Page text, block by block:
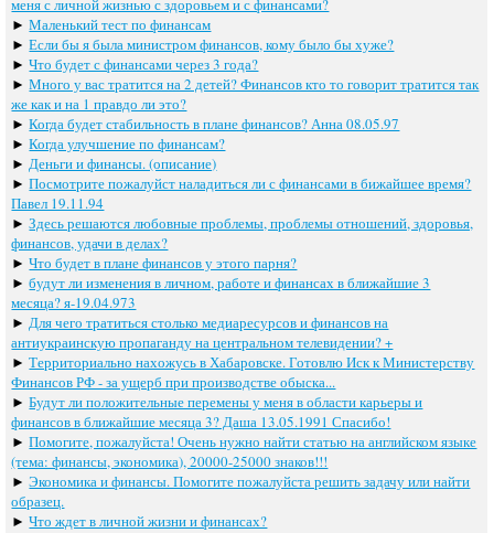
►Маленький тест по финансам
►Если бы я была министром финансов, кому было бы хуже?
►Что будет с финансами через 3 года?
►Много у вас тратится на 2 детей? Финансов кто то говорит тратится так
же как и на 1 правдо ли это?
►Когда будет стабильность в плане финансов? Анна 08.05.97
►Когда улучшение по финансам?
► Деньги и финансы. (описание)
►Посмотрите пожалуйст наладиться ли с финансами в бижайшее время?
Павел 19.11.94
►Здесь решаются любовные проблемы, проблемы отношений, здоровья,
финансов, удачи в делах?
►Что будет в плане финансов у этого парня?
►будут ли изменения в личном, работе и финансах в ближайшие 3
месяца? я-19.04.973
► Для чего тратиться столько медиаресурсов и финансов на
антиукраинскую пропаганду на центральном телевидении? +
►Территориально нахожусь в Хабаровске. Готовлю Иск к Министерству
Финансов РФ - за ущерб при производстве обыска...
►Будут ли положительные перемены у меня в области карьеры и
финансов в ближайшие месяца 3? Даша 13.05.1991 Спасибо!
►Помогите, пожалуйста! Очень нужно найти статью на английском языке
(тема: финансы, экономика), 20000-25000 знаков!!!
►Экономика и финансы. Помогите пожалуйста решить задачу или найти
образец.
►Что ждет в личной жизни и финансах?